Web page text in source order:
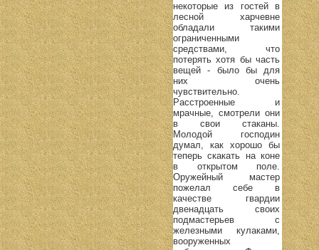
некоторые из гостей в
лесной харчевне
обладали такими
ограниченными
средствами, что
потерять хотя бы часть
вещей - было бы для
них очень
чувствительно.
Расстроенные и
мрачные, смотрели они
в свои стаканы.
Молодой господин
думал, как хорошо бы
теперь скакать на коне
в открытом поле.
Оружейный мастер
пожелал себе в
качестве гвардии
двенадцать своих
подмастерьев с
железными кулаками,
вооруженных